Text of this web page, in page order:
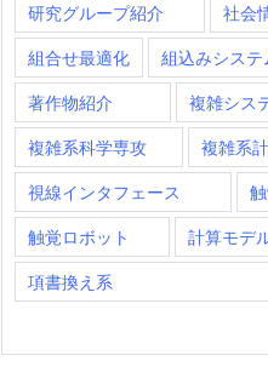
研究グループ紹介 社会
組合せ最適化 組込みシス
著作物紹介 複雑シス
複雑系科学専攻 複雑系
視線インタフェース
触覚ロボット 計算モデ
項書換え系